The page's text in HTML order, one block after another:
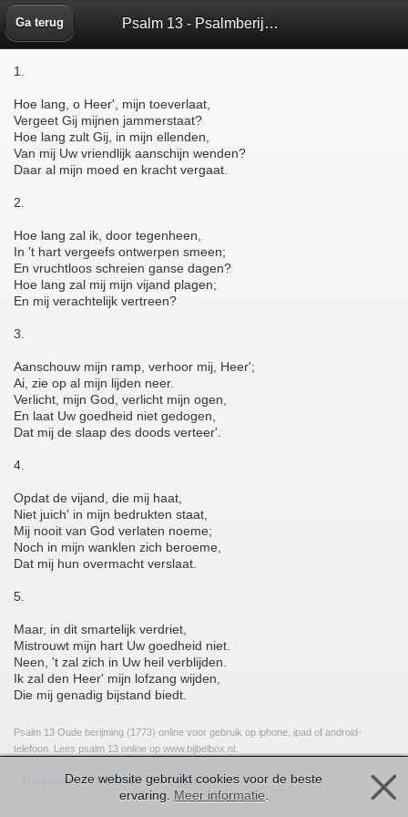
Ga terug Psalm 13 - Psalmberijming 1773 - Bijbelbox
1.
Hoe lang, o Heer', mijn toeverlaat,
Vergeet Gij mijnen jammerstaat?
Hoe lang zult Gij, in mijn ellenden,
Van mij Uw vriendlijk aanschijn wenden?
Daar al mijn moed en kracht vergaat.
2.
Hoe lang zal ik, door tegenheen,
In 't hart vergeefs ontwerpen smeen;
En vruchtloos schreien ganse dagen?
Hoe lang zal mij mijn vijand plagen;
En mij verachtelijk vertreen?
3.
Aanschouw mijn ramp, verhoor mij, Heer';
Ai, zie op al mijn lijden neer.
Verlicht, mijn God, verlicht mijn ogen,
En laat Uw goedheid niet gedogen,
Dat mij de slaap des doods verteer'.
4.
Opdat de vijand, die mij haat,
Niet juich' in mijn bedrukten staat,
Mij nooit van God verlaten noeme;
Noch in mijn wanklen zich beroeme,
Dat mij hun overmacht verslaat.
5.
Maar, in dit smartelijk verdriet,
Mistrouwt mijn hart Uw goedheid niet.
Neen, 't zal zich in Uw heil verblijden.
Ik zal den Heer' mijn lofzang wijden,
Die mij genadig bijstand biedt.
Psalm 13 Oude berijming (1773) online voor gebruik op iphone, ipad of android-
telefoon. Lees psalm 13 online op www.bijbelbox.nl.
Bijbelbox > Psalmen > Psalm 13
Deze website gebruikt cookies voor de beste
ervaring. Meer informatie